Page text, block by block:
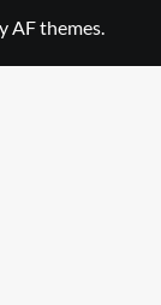
AF themes.